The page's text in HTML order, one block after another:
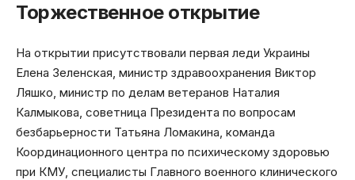
Торжественное открытие
На открытии присутствовали первая леди Украины
Елена Зеленская, министр здравоохранения Виктор
Ляшко, министр по делам ветеранов Наталия
Калмыкова, советница Президента по вопросам
безбарьерности Татьяна Ломакина, команда
Координационного центра по психическому здоровью
при КМУ, специалисты Главного военного клинического